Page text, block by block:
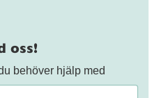
oss!
behöver hjälp med